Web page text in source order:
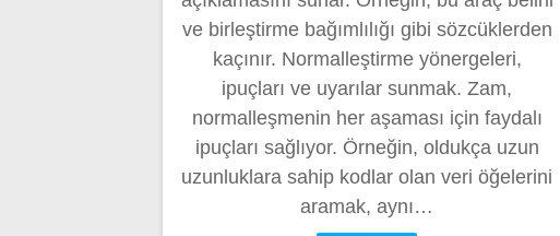
ve birleştirme bağımlılığı gibi sözcüklerden
kaçınır. Normalleştirme yönergeleri,
ipuçları ve uyarılar sunmak. Zam,
normalleşmenin her aşaması için faydalı
ipuçları sağlıyor. Örneğin, oldukça uzun
uzunluklara sahip kodlar olan veri öğelerini
aramak, aynı…